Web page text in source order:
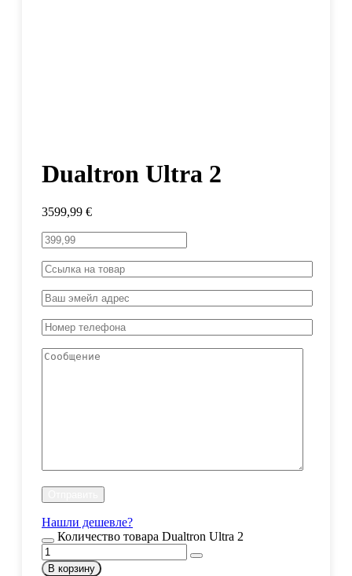
Dualtron Ultra 2
3599,99 €
Нашли дешевле?
Количество товара Dualtron Ultra 2
В корзину